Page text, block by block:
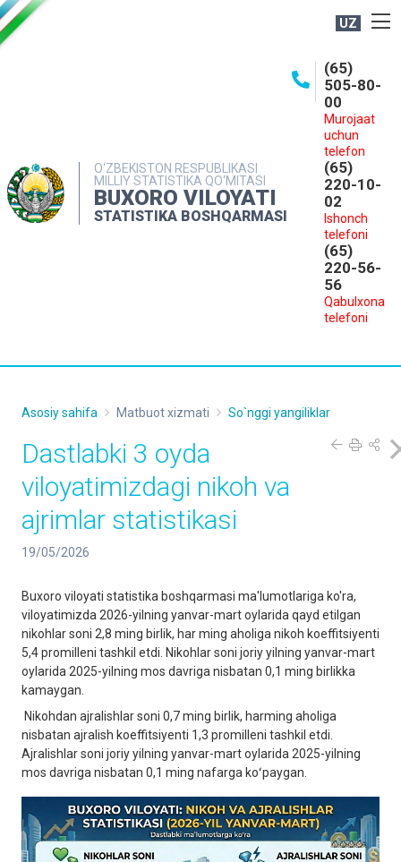
UZ
O‘ZBEKISTON RESPUBLIKASI
MILLIY STATISTIKA QO‘MITASI
BUXORO VILOYATI
STATISTIKA BOSHQARMASI
(65)
505-80-
00
Murojaat
uchun
telefon
(65)
220-10-
02
Ishonch
telefoni
(65)
220-56-
56
Qabulxona
telefoni
MATBUOT XIZMATI
MUROJAATLAR
Asosiy sahifa Matbuot xizmati So`nggi yangiliklar
Dastlabki 3 oyda
viloyatimizdagi nikoh va
ajrimlar statistikasi
19/05/2026
Buxoro viloyati statistika boshqarmasi ma'lumotlariga ko'ra,
viloyatimizda 2026-yilning yanvar-mart oylarida qayd etilgan
nikohlar soni 2,8 ming birlik, har ming aholiga nikoh koeffitsiyenti
5,4 promilleni tashkil etdi. Nikohlar soni joriy yilning yanvar-mart
oylarida 2025-yilning mos davriga nisbatan 0,1 ming birlikka
kamaygan.
Nikohdan ajralishlar soni 0,7 ming birlik, harming aholiga
nisbatan ajralish koeffitsiyenti 1,3 promilleni tashkil etdi.
Ajralishlar soni joriy yilning yanvar-mart oylarida 2025-yilning
mos davriga nisbatan 0,1 ming nafarga koʻpaygan.